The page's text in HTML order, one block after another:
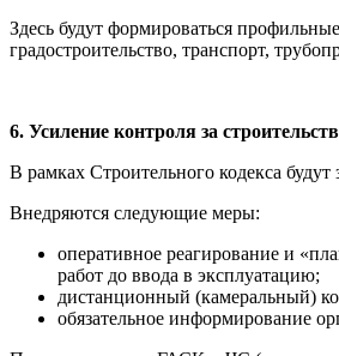
Здесь будут формироваться
градостроительство, транспорт,
6. Усиление контроля за
В рамках Строительного кодекса
Внедряются следующие меры:
оперативное реагирование и
работ до ввода в эксплуатацию;
дистанционный (камеральный)
обязательное информирование